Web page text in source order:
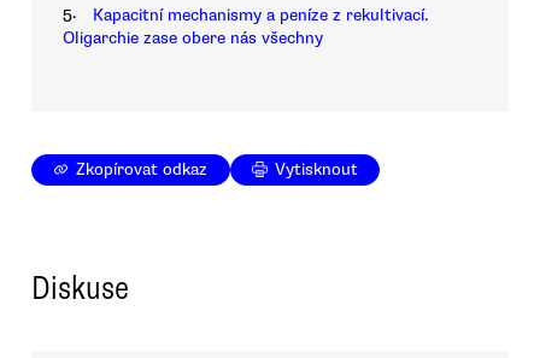
5.
Kapacitní mechanismy a peníze z rekultivací.
Oligarchie zase obere nás všechny
Zkopírovat odkaz Vytisknout
Diskuse